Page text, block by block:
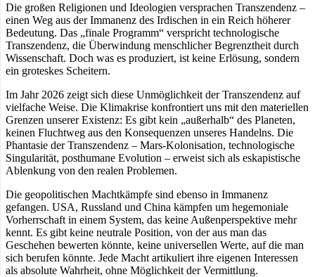
Die großen Religionen und Ideologien versprachen Transzendenz –
einen Weg aus der Immanenz des Irdischen in ein Reich höherer
Bedeutung. Das „finale Programm“ verspricht technologische
Transzendenz, die Überwindung menschlicher Begrenztheit durch
Wissenschaft. Doch was es produziert, ist keine Erlösung, sondern
ein groteskes Scheitern.
Im Jahr 2026 zeigt sich diese Unmöglichkeit der Transzendenz auf
vielfache Weise. Die Klimakrise konfrontiert uns mit den materiellen
Grenzen unserer Existenz: Es gibt kein „außerhalb“ des Planeten,
keinen Fluchtweg aus den Konsequenzen unseres Handelns. Die
Phantasie der Transzendenz – Mars-Kolonisation, technologische
Singularität, posthumane Evolution – erweist sich als eskapistische
Ablenkung von den realen Problemen.
Die geopolitischen Machtkämpfe sind ebenso in Immanenz
gefangen. USA, Russland und China kämpfen um hegemoniale
Vorherrschaft in einem System, das keine Außenperspektive mehr
kennt. Es gibt keine neutrale Position, von der aus man das
Geschehen bewerten könnte, keine universellen Werte, auf die man
sich berufen könnte. Jede Macht artikuliert ihre eigenen Interessen
als absolute Wahrheit, ohne Möglichkeit der Vermittlung.